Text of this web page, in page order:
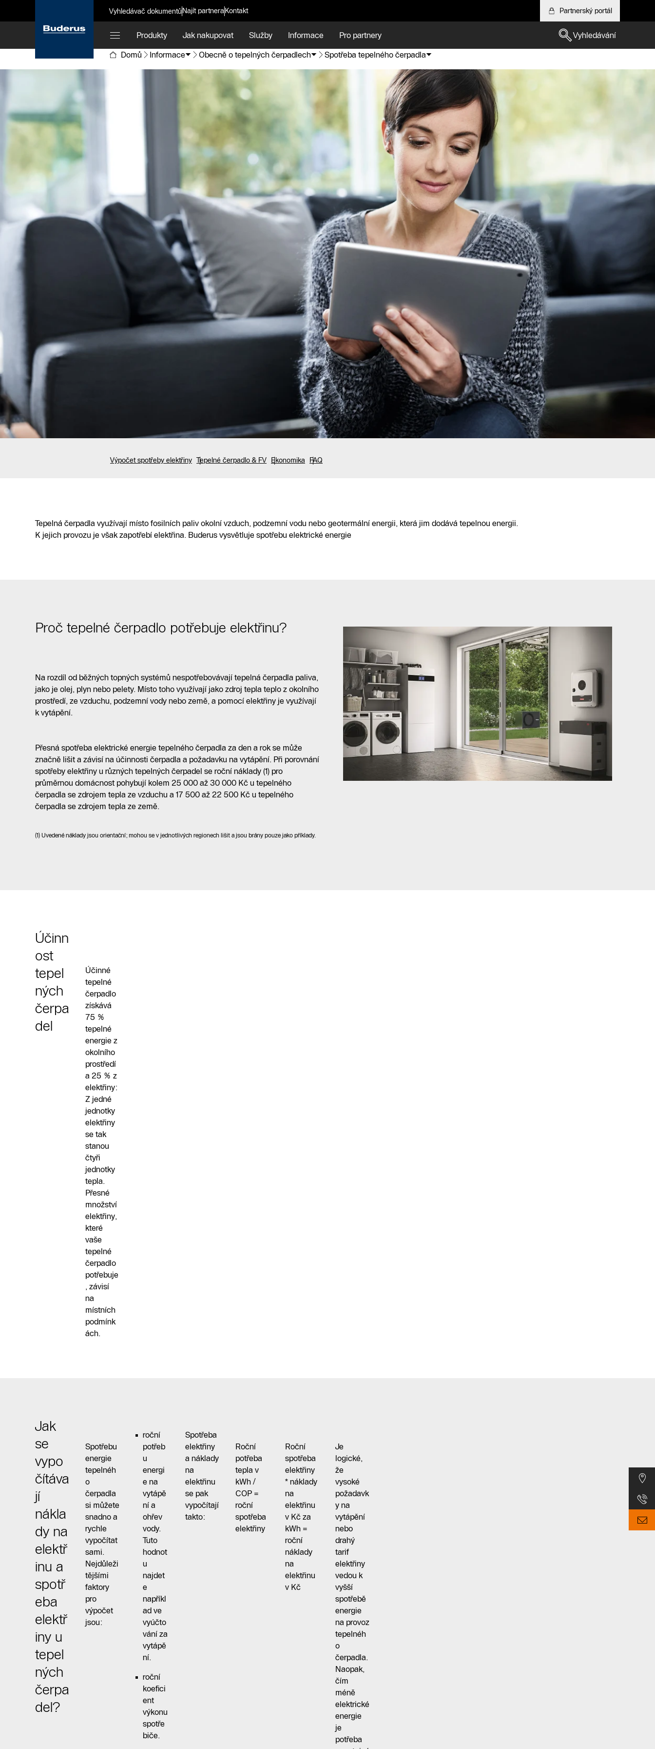
Vyhledávač dokumentůNajít partneraKontakt Partnerský portál
Produkty Jak nakupovat Služby Informace Pro partnery
Vyhledávání
Domů
Informace Obecně o tepelných čerpadlech Spotřeba tepelného čerpadla
PRŮVODCE TEPELNÝM ČERPADLEM
Žádost o nezávaznou nabídku Vyhledejte instalatéra v okolí
Výpočet spotřeby elektřiny Tepelné čerpadlo & FV Ekonomika FAQ
Tepelná čerpadla využívají místo fosilních paliv okolní vzduch, podzemní vodu nebo geotermální energii, která jim dodává tepelnou energii.
K jejich provozu je však zapotřebí elektřina. Buderus vysvětluje spotřebu elektrické energie
Proč tepelné čerpadlo potřebuje elektřinu?
Na rozdíl od běžných topných systémů nespotřebovávají tepelná čerpadla paliva,
jako je olej, plyn nebo pelety. Místo toho využívají jako zdroj tepla teplo z okolního
prostředí, ze vzduchu, podzemní vody nebo země, a pomocí elektřiny je využívají
k vytápění.
Přesná spotřeba elektrické energie tepelného čerpadla za den a rok se může
značně lišit a závisí na účinnosti čerpadla a požadavku na vytápění. Při porovnání
spotřeby elektřiny u různých tepelných čerpadel se roční náklady (1) pro
průměrnou domácnost pohybují kolem 25 000 až 30 000 Kč u tepelného
čerpadla se zdrojem tepla ze vzduchu a 17 500 až 22 500 Kč u tepelného
čerpadla se zdrojem tepla ze země.
(1) Uvedené náklady jsou orientační; mohou se v jednotlivých regionech lišit a jsou brány pouze jako příklady.
Účinn
ost
tepel
ných
čerpa
del
Účinné
tepelné
čerpadlo
získává
75 %
tepelné
energie z
okolního
prostředí
a 25 % z
elektřiny:
Z jedné
jednotky
elektřiny
se tak
stanou
čtyři
jednotky
tepla.
Přesné
množství
elektřiny,
které
vaše
tepelné
čerpadlo
potřebuje
, závisí
na
místních
podmínk
ách.
Jak
se
vypo
čítáva
jí
nákla
dy na
elektř
inu a
spotř
eba
elektř
iny u
tepel
ných
čerpa
del?
Spotřebu
energie
tepelnéh
o
čerpadla
si můžete
snadno a
rychle
vypočítat
sami.
Nejdůleži
tějšími
faktory
pro
výpočet
jsou:
roční
potřeb
u
energi
e na
vytápě
ní a
ohřev
vody.
Tuto
hodnot
u
najdet
e
napříkl
ad ve
vyúčto
vání za
vytápě
ní.
roční
koefici
ent
výkonu
spotře
biče.
Spotřeba
elektřiny
a náklady
na
elektřinu
se pak
vypočítají
takto:
Roční
potřeba
tepla v
kWh /
COP =
roční
spotřeba
elektřiny
Roční
spotřeba
elektřiny
* náklady
na
elektřinu
v Kč za
kWh =
roční
náklady
na
elektřinu
v Kč
Je
logické,
že
vysoké
požadavk
y na
vytápění
nebo
drahý
tarif
elektřiny
vedou k
vyšší
spotřebě
energie
na provoz
tepelnéh
o
čerpadla.
Naopak,
čím
méně
elektrické
energie
je
potřeba